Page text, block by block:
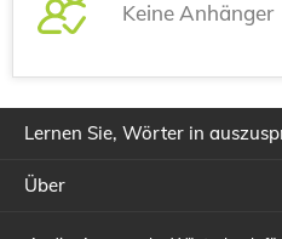
Keine Anhänger
Lernen Sie, Wörter in
Über